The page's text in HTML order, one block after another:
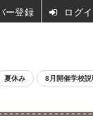
夏休み 8月開催学校
ログ